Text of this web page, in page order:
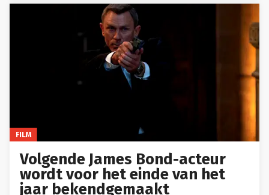
FILM
Volgende James Bond-acteur
wordt voor het einde van het
jaar bekendgemaakt